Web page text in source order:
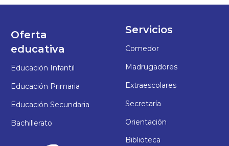
Oferta
educativa
Educación Infantil
Educación Primaria
Educación Secundaria
Bachillerato
Servicios
Comedor
Madrugadores
Extraescolares
Secretaría
Orientación
Biblioteca